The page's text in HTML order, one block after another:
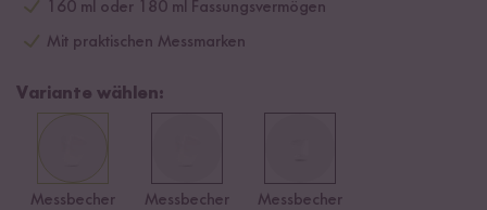
160 ml oder 180 ml Fassungsvermögen
Mit praktischen Messmarken
Variante wählen:
Messbecher
Messbecher
Messbecher